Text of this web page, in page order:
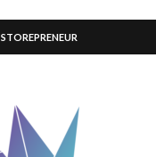
STOREPRENEUR